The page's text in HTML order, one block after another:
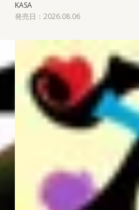
KASA
発売日：2026.08.06